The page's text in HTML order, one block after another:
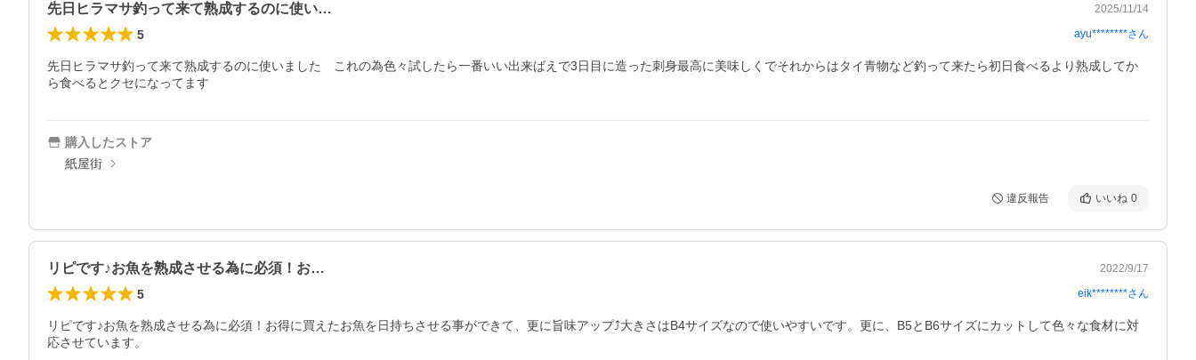
先日ヒラマサ釣って来て熟成するのに使い… 2025/11/14
5 ayu********さん
先日ヒラマサ釣って来て熟成するのに使いました　これの為色々試したら一番いい出来ばえで3日目に造った刺身最高に美味しくでそれからはタイ青物など釣って来たら初日食べるより熟成してか
ら食べるとクセになってます
購入したストア
紙屋街
違反報告 いいね 0
リピです♪お魚を熟成させる為に必須！お… 2022/9/17
5 eik********さん
リピです♪お魚を熟成させる為に必須！お得に買えたお魚を日持ちさせる事ができて、更に旨味アップ⤴大きさはB4サイズなので使いやすいです。更に、B5とB6サイズにカットして色々な食材に対
応させています。